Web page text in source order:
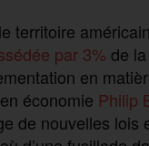
territoire
par 3% de
en
économie Philip
de nouvelles lois